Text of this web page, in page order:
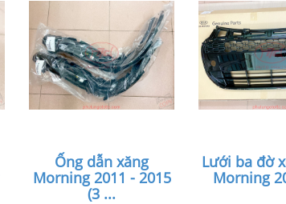
Ống dẫn xăng
Morning 2011 - 2015
(3 ...
Lưới ba đờ
Morning